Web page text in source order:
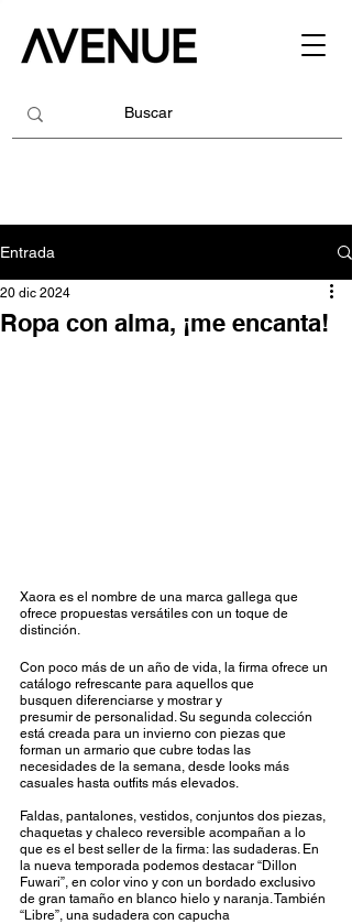
Entrada
Ropa con alma, ¡me encanta!
20 dic 2024
Xaora es el nombre de una marca gallega que
ofrece propuestas versátiles con un toque de
distinción.
Con poco más de un año de vida, la firma ofrece un
catálogo refrescante para aquellos que
busquen diferenciarse y mostrar y
presumir de personalidad. Su segunda colección
está creada para un invierno con piezas que
forman un armario que cubre todas las
necesidades de la semana, desde looks más
casuales hasta outfits más elevados.
Faldas, pantalones, vestidos, conjuntos dos piezas,
chaquetas y chaleco reversible acompañan a lo
que es el best seller de la firma: las sudaderas. En
la nueva temporada podemos destacar “Dillon
Fuwari”, en color vino y con un bordado exclusivo
de gran tamaño en blanco hielo y naranja. También
“Libre”, una sudadera con capucha